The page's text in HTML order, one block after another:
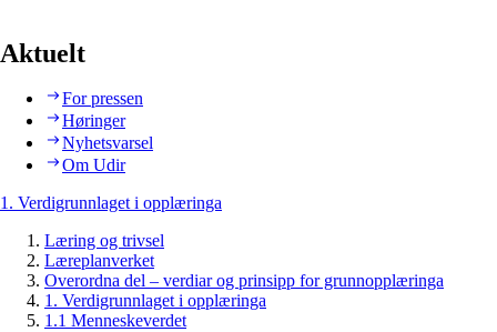
Aktuelt
For pressen
Høringer
Nyhetsvarsel
Om Udir
1. Verdigrunnlaget i opplæringa
Læring og trivsel
Læreplanverket
Overordna del – verdiar og prinsipp for grunnopplæringa
1. Verdigrunnlaget i opplæringa
1.1 Menneskeverdet